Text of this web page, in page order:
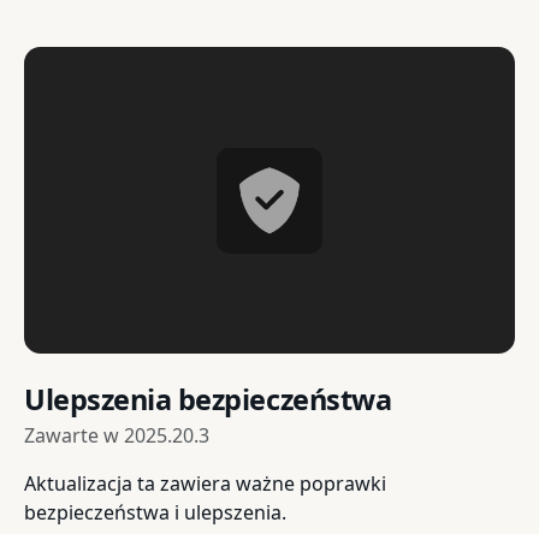
Ulepszenia bezpieczeństwa
Zawarte w2025.20.3
Aktualizacja ta zawiera ważne poprawki
bezpieczeństwa i ulepszenia.